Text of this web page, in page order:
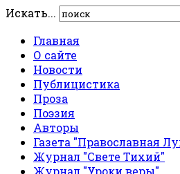
Искать...
Главная
О сайте
Новости
Публицистика
Проза
Поэзия
Авторы
Газета "Православная
Журнал "Свете Тихий"
Журнал "Уроки веры"